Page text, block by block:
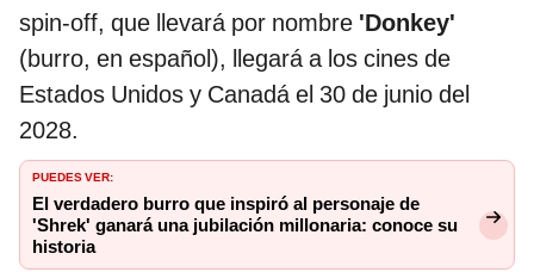
spin-off, que llevará por nombre 'Donkey'
(burro, en español), llegará a los cines de
Estados Unidos y Canadá el 30 de junio del
2028.
PUEDES VER:
El verdadero burro que inspiró al personaje de
'Shrek' ganará una jubilación millonaria: conoce su
historia